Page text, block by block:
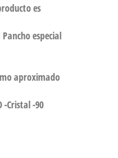
es
Pancho especial
aproximado
-Cristal -90